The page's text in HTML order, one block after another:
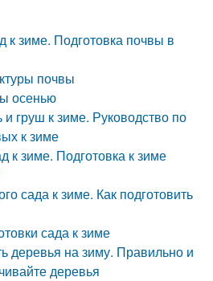
к зиме. Подготовка почвы в
почвы
осенью
и груш к зиме. Руководство по
к зиме
к зиме. Подготовка к зиме
сада к зиме. Как подготовить
сада к зиме
деревья на зиму. Правильно и
деревья